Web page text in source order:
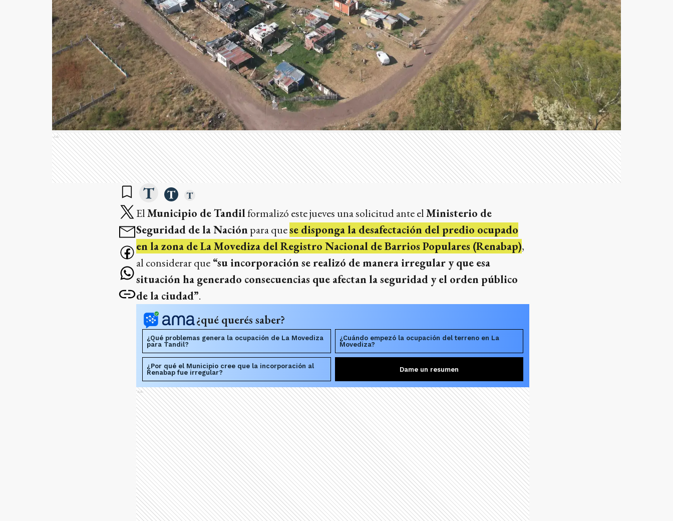
Ads
ElMunicipio de Tandilformalizó este jueves una solicitud ante elMinisterio de
Seguridad de la Naciónpara quese disponga la desafectación del predio ocupado
en la zona de La Movediza del Registro Nacional de Barrios Populares (Renabap),
al considerar que “su incorporación se realizó de manera irregular y que esa
situación ha generado consecuencias que afectan la seguridad y el orden público
de la ciudad”.
¿qué querés saber?
¿Qué problemas genera la ocupación de La Movediza
para Tandil?
¿Cuándo empezó la ocupación del terreno en La
Movediza?
¿Por qué el Municipio cree que la incorporación al
Renabap fue irregular?
Dame un resumen
Ads